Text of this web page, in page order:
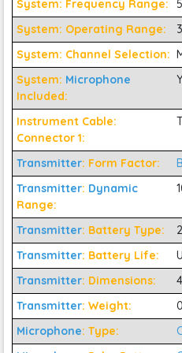
Phạm vi hoạt động lớn: Với
ShureBLX14R/B98 cho phép
System: Frequency Range:
System: Operating Range:
System: Channel Selection:
System: Microphone
Included:
Instrument Cable:
Connector 1:
Transmitter: Form Factor:
Transmitter: Dynamic
Range:
Transmitter: Battery Type:
Transmitter: Battery Life:
Transmitter: Dimensions:
Transmitter: Weight:
Microphone: Type: